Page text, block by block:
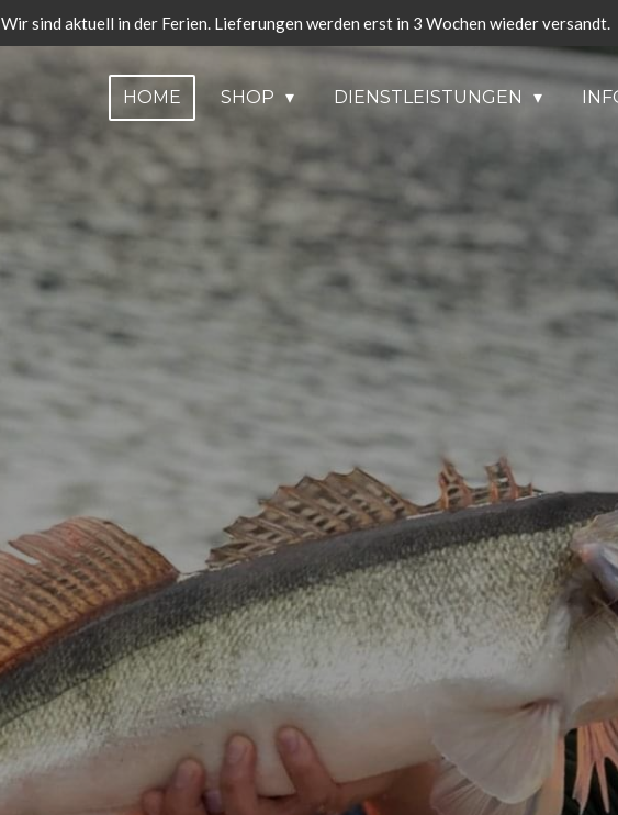
Wir sind aktuell in der Ferien. Lieferungen werden erst in 3 Wochen wieder versandt.
HOME SHOP DIENSTLEISTUNGEN